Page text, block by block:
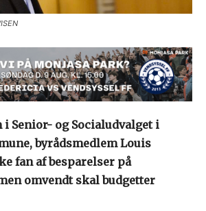
i Senior- og Socialudvalget i
byrådsmedlem Louis
fan af besparelser på
omvendt skal budgetter